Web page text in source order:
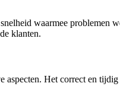
waarmee problemen
klanten.
Het correct en